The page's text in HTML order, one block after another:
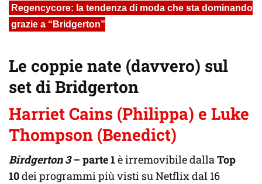
Regencycore: la tendenza di moda che sta dominando
grazie a “Bridgerton”
Le coppie nate (davvero) sul
set di Bridgerton
Harriet Cains (Philippa) e Luke
Thompson (Benedict)
Birdgerton 3 – parte 1è irremovibile dalla Top
10dei programmi più visti su Netflix dal 16